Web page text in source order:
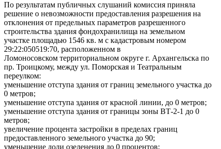
По результатам публичных слушаний комиссия приняла
решение о невозможности предоставления разрешения на
отклонения от предельных параметров разрешенного
строительства здания фондохранилища на земельном
участке площадью 1546 кв. м с кадастровым номером
29:22:050519:70, расположенном в
Ломоносовском территориальном округе г. Архангельска по
пр. Троицкому, между ул. Поморская и Театральным
переулком:
уменьшение отступа здания от границ земельного участка до
0 метров;
уменьшение отступа здания от красной линии, до 0 метров;
уменьшение отступа здания от границы зоны ВТ-2-1 до 0
метров;
увеличение процента застройки в пределах границ
предоставленного земельного участка до 90;
уменьшение доли озеленения до 0 процентов;